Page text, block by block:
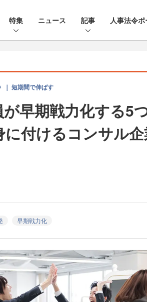
特集 ニュース 記事 人事法令
｜ 短期間で伸ばす
早期戦力化する5
に付けるコンサル
早期戦力化